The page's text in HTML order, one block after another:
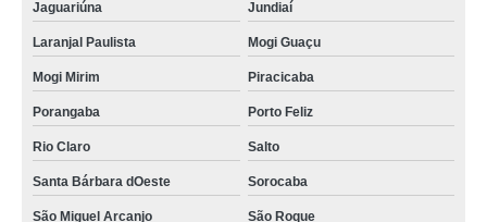
Jaguariúna Jundiaí
Laranjal Paulista Mogi Guaçu
Mogi Mirim Piracicaba
Porangaba Porto Feliz
Rio Claro Salto
Santa Bárbara dOeste Sorocaba
São Miguel Arcanjo São Roque